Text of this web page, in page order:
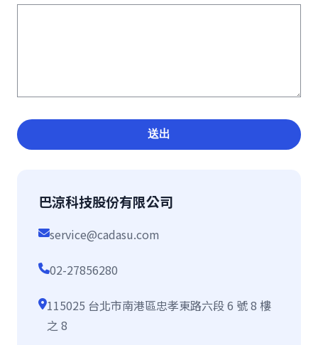
送出
巴涼科技股份有限公司
service@cadasu.com
02-27856280
115025 台北市南港區忠孝東路六段 6 號 8 樓
之 8